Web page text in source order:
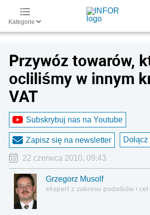
Kategorie
Przywóz towarów,
ocliliśmy w innym
VAT
Subskrybuj nas na Youtube
Zapisz się na newsletter
22 czerwca 2010, 09:43
Grzegorz Musolf
ekspert z zakresu podatków i ceł